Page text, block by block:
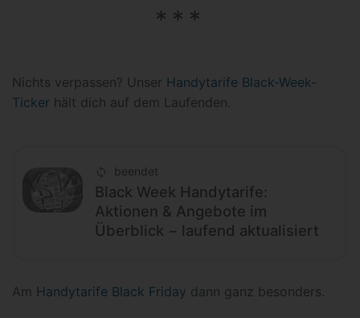
Nichts verpassen? Unser Handytarife Black-Week-
Ticker hält dich auf dem Laufenden.
beendet
Black Week Handytarife:
Aktionen & Angebote im
Überblick − laufend aktualisiert
Am Handytarife Black Friday dann ganz besonders.